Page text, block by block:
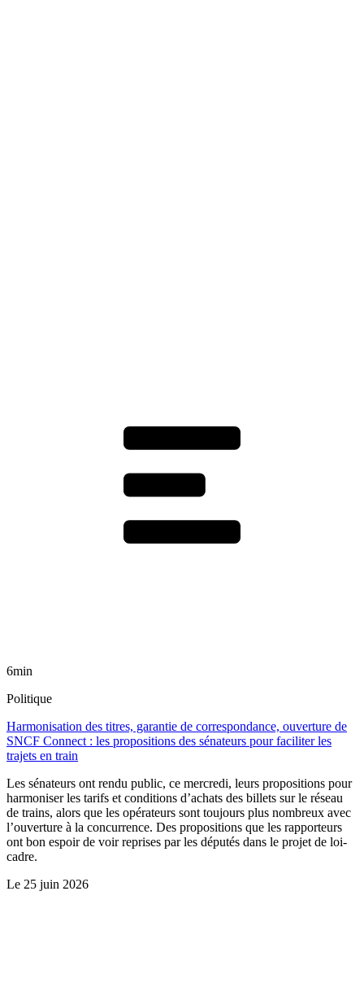
6min
Politique
Harmonisation des titres, garantie de correspondance, ouverture de
SNCF Connect : les propositions des sénateurs pour faciliter les
trajets en train
Les sénateurs ont rendu public, ce mercredi, leurs propositions pour
harmoniser les tarifs et conditions d’achats des billets sur le réseau
de trains, alors que les opérateurs sont toujours plus nombreux avec
l’ouverture à la concurrence. Des propositions que les rapporteurs
ont bon espoir de voir reprises par les députés dans le projet de loi-
cadre.
Le 25 juin 2026